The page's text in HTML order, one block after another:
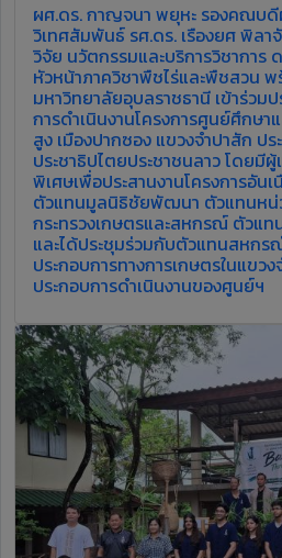
ผศ.ดร. กาญจนา พยุหะ รองคณบดี
วิเทศสัมพันธ์ รศ.ดร. เรืองยศ พิล
วิจัย นวัตกรรมและบริการวิชาการ
หัวหน้าภาควิชาพืชไร่และพืชสวน
มหาวิทยาลัยอุบลราชธานี เข้าร่วม
การดำเนินงานโครงการศูนย์ศึกษ
สูง เมืองปากซอง แขวงจำปาสัก ป
ประชาธิปไตยประชาชนลาว โดยมี
พิเศษเพื่อประสานงานโครงการอัน
ตัวแทนมูลนิธิชัยพัฒนา ตัวแทนหน่
กระทรวงเกษตรและสหกรณ์ ตัวแ
และได้ประชุมร่วมกับตัวแทนสหกร
ประกอบการทางการเกษตรในแขว
ประกอบการดำเนินงานของศูนย์ฯ